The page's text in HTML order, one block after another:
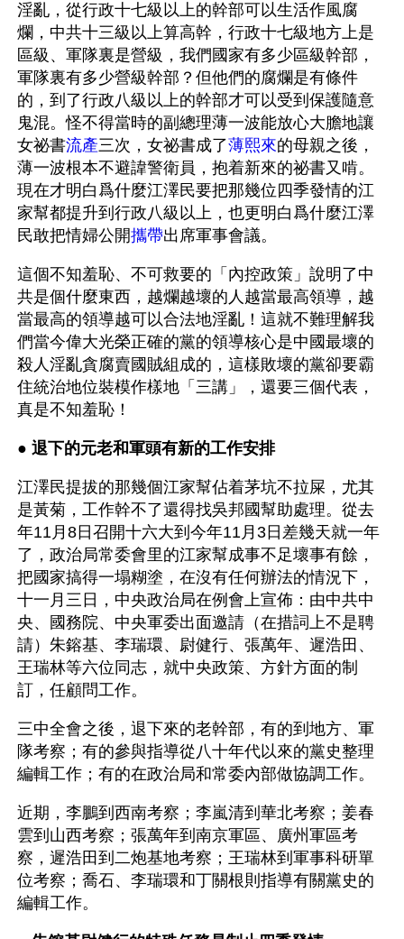
淫亂，從行政十七級以上的幹部可以生活作風腐
爛，中共十三級以上算高幹，行政十七級地方上是
區級、軍隊裏是營級，我們國家有多少區級幹部，
軍隊裏有多少營級幹部？但他們的腐爛是有條件
的，到了行政八級以上的幹部才可以受到保護隨意
鬼混。怪不得當時的副總理薄一波能放心大膽地讓
女祕書流產三次，女祕書成了薄熙來的母親之後，
薄一波根本不避諱警衛員，抱着新來的祕書又啃。
現在才明白爲什麼江澤民要把那幾位四季發情的江
家幫都提升到行政八級以上，也更明白爲什麼江澤
民敢把情婦公開攜帶出席軍事會議。
這個不知羞恥、不可救要的「內控政策」說明了中
共是個什麼東西，越爛越壞的人越當最高領導，越
當最高的領導越可以合法地淫亂！這就不難理解我
們當今偉大光榮正確的黨的領導核心是中國最壞的
殺人淫亂貪腐賣國賊組成的，這樣敗壞的黨卻要霸
住統治地位裝模作樣地「三講」，還要三個代表，
真是不知羞恥！
● 退下的元老和軍頭有新的工作安排
江澤民提拔的那幾個江家幫佔着茅坑不拉屎，尤其
是黃菊，工作幹不了還得找吳邦國幫助處理。從去
年11月8日召開十六大到今年11月3日差幾天就一年
了，政治局常委會里的江家幫成事不足壞事有餘，
把國家搞得一塌糊塗，在沒有任何辦法的情況下，
十一月三日，中央政治局在例會上宣佈：由中共中
央、國務院、中央軍委出面邀請（在措詞上不是聘
請）朱鎔基、李瑞環、尉健行、張萬年、遲浩田、
王瑞林等六位同志，就中央政策、方針方面的制
訂，任顧問工作。
三中全會之後，退下來的老幹部，有的到地方、軍
隊考察；有的參與指導從八十年代以來的黨史整理
編輯工作；有的在政治局和常委內部做協調工作。
近期，李鵬到西南考察；李嵐清到華北考察；姜春
雲到山西考察；張萬年到南京軍區、廣州軍區考
察，遲浩田到二炮基地考察；王瑞林到軍事科研單
位考察；喬石、李瑞環和丁關根則指導有關黨史的
編輯工作。